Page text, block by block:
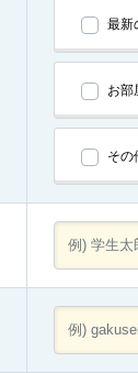
最新
お部
その